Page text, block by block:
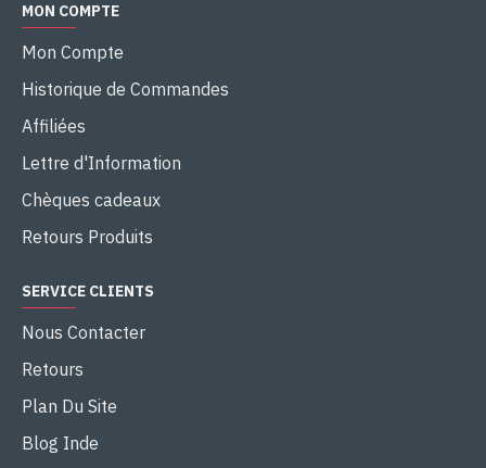
MON COMPTE
Mon Compte
Historique de Commandes
Affiliées
Lettre d'Information
Chèques cadeaux
Retours Produits
SERVICE CLIENTS
Nous Contacter
Retours
Plan Du Site
Blog Inde